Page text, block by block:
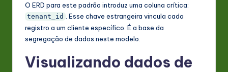
O ERD para este padrão introduz uma coluna crítica:
tenant_id
. Esse chave estrangeira vincula cada
registro a um cliente específico. É a base da
segregação de dados neste modelo.
Visualizando dados de